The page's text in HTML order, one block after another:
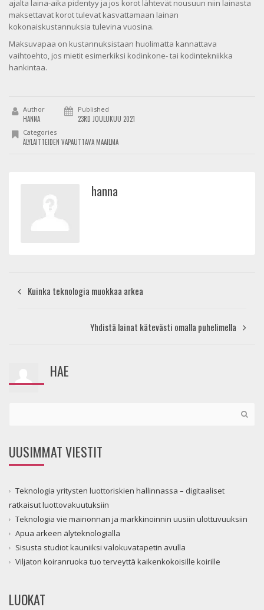
ajalta laina-aika pidentyy ja jos korot lähtevät nousuun niin lainasta
maksettavat korot tulevat kasvattamaan lainan
kokonaiskustannuksia tulevina vuosina.
Maksuvapaa on kustannuksistaan huolimatta kannattava
vaihtoehto, jos mietit esimerkiksi kodinkone- tai kodintekniikka
hankintaa.
Author
HANNA
Published
23RD JOULUKUU 2021
Categories
ÄLYLAITTEIDEN VAPAUTTAVA MAAILMA
hanna
Kuinka teknologia muokkaa arkea
Yhdistä lainat kätevästi omalla puhelimella
HAE
UUSIMMAT VIESTIT
Teknologia yritysten luottoriskien hallinnassa – digitaaliset
ratkaisut luottovakuutuksiin
Teknologia vie mainonnan ja markkinoinnin uusiin ulottuvuuksiin
Apua arkeen älyteknologialla
Sisusta studiot kauniiksi valokuvatapetin avulla
Viljaton koiranruoka tuo terveyttä kaikenkokoisille koirille
LUOKAT